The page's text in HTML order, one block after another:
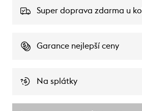
Super doprava zdarma u kol
Garance nejlepší ceny
Na splátky